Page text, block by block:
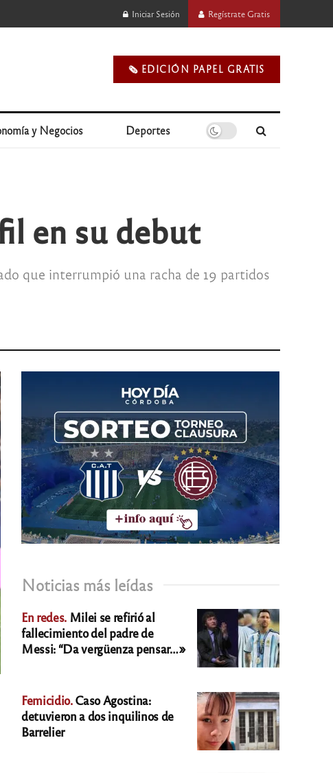
Iniciar Sesión Regístrate Gratis
🗞️ EDICIÓN PAPEL GRATIS
y Negocios Deportes
en su debut
que interrumpió una racha de 19 partidos
Noticias más leídas
En redes. Milei se refirió al
fallecimiento del padre de
Messi: “Da vergüenza pensar…»
Femicidio.Caso Agostina:
detuvieron a dos inquilinos de
Barrelier